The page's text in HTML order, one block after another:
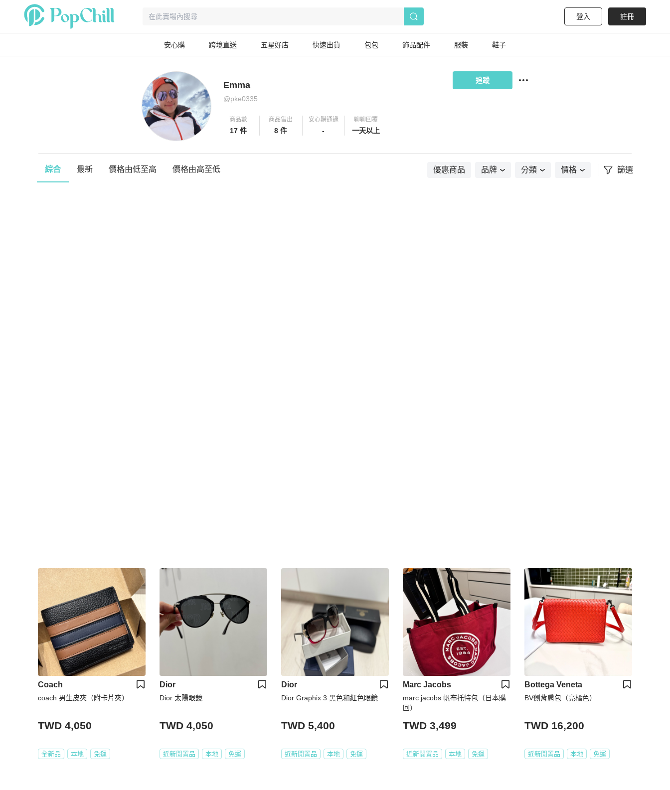
登入 註冊
安心購 跨境直送 五星好店 快速出貨 包包 飾品配件 服裝 鞋子
Emma
@pke0335
商品數
17 件
商品售出
8 件
安心購通過
-
聊聊回覆
一天以上
追蹤
綜合 最新 價格由低至高 價格由高至低 優惠商品 品牌 分類 價格 篩選
Coach
coach 男生皮夾（附卡片夾）
TWD 4,050
全新品 本地 免運
Dior
Dior 太陽眼鏡
TWD 4,050
近新閒置品 本地 免運
Dior
Dior Graphix 3 黑色和紅色眼鏡
TWD 5,400
近新閒置品 本地 免運
Marc Jacobs
marc jacobs 帆布托特包（日本購
回）
TWD 3,499
近新閒置品 本地 免運
Bottega Veneta
BV側背肩包（亮橘色）
TWD 16,200
近新閒置品 本地 免運